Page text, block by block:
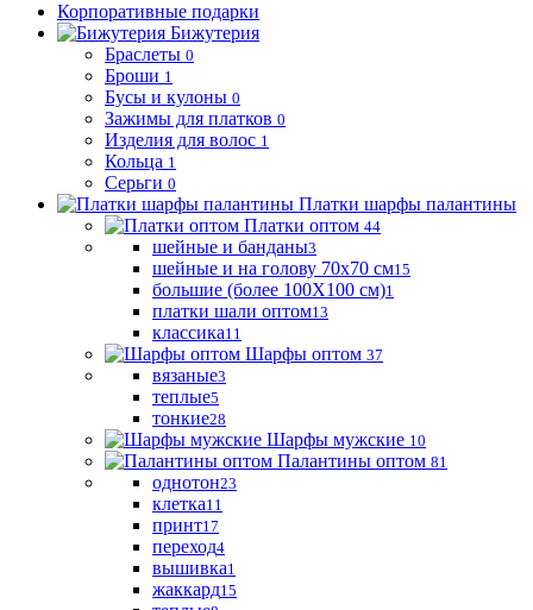
Корпоративные подарки
Бижутерия
Браслеты 0
Броши 1
Бусы и кулоны 0
Зажимы для платков 0
Изделия для волос 1
Кольца 1
Серьги 0
Платки шарфы палантины
Платки оптом 44
шейные и банданы3
шейные и на голову 70х70 см15
большие (более 100Х100 см)1
платки шали оптом13
классика11
Шарфы оптом 37
вязаные3
теплые5
тонкие28
Шарфы мужские 10
Палантины оптом 81
однотон23
клетка11
принт17
переход4
вышивка1
жаккард15